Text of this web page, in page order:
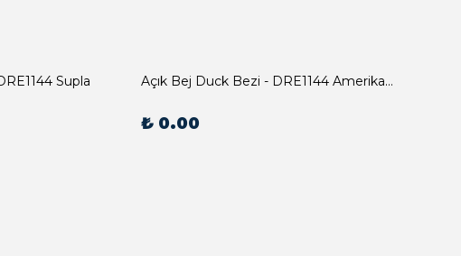
Supla Açık Bej Duck Bezi - DRE1144 Amerikan Servis
₺ 0.00